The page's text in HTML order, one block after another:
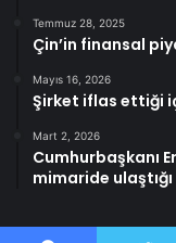
Temmuz 28, 2025
Çin’in finansal
Mayıs 16, 2026
Şirket iflas ettiği
Mart 2, 2026
Cumhurbaşkanı
mimaride